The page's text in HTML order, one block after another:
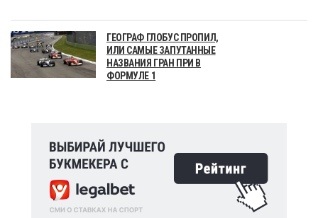
ГЕОГРАФ ГЛОБУС ПРОПИЛ,
ИЛИ САМЫЕ ЗАПУТАННЫЕ
НАЗВАНИЯ ГРАН ПРИ В
ФОРМУЛЕ 1